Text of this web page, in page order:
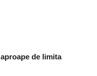
de limita